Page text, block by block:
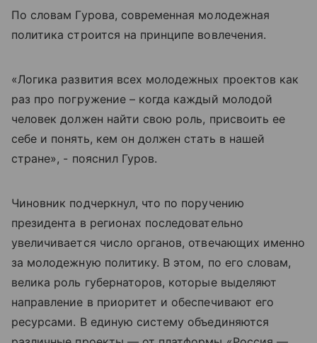
По словам Гурова, современная молодежная
политика строится на принципе вовлечения.
«Логика развития всех молодежных проектов как
раз про погружение – когда каждый молодой
человек должен найти свою роль, присвоить ее
себе и понять, кем он должен стать в нашей
стране», - пояснил Гуров.
Чиновник подчеркнул, что по поручению
президента в регионах последовательно
увеличивается число органов, отвечающих именно
за молодежную политику. В этом, по его словам,
велика роль губернаторов, которые выделяют
направление в приоритет и обеспечивают его
ресурсами. В единую систему объединяются